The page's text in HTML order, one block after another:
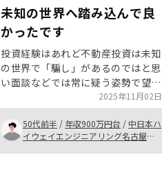
未知の世界へ踏み込んで良
かったです
投資経験はあれど不動産投資は未知
の世界で「騙し」があるのではと思
い面談などでは常に疑う姿勢で望ん
でいたが、営業担当者の誠実な対応
と全ての疑問に答えてくれた姿勢に
心が動いた。家族へ残す資産として
最適な物が用意できたと思います。
自分ではまずは1部屋と考えてい
2025年11月02日
50代前半 / 年収900万円台 / 中日本ハ
イウェイエンジニアリング名古屋株